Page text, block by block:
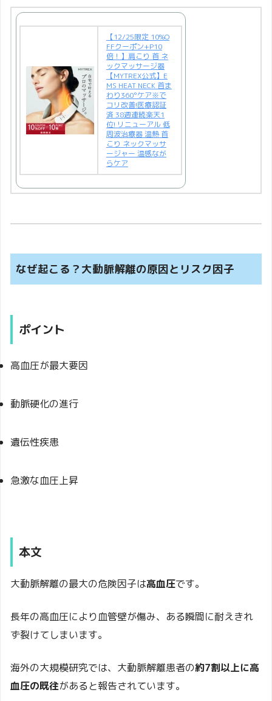
【12/25限定 10%O
FFクーポン+P10
倍！】肩こり 首 ネ
ックマッサージ器
【MYTREX公式】E
MS HEAT NECK 首ま
わり360°ケア※で
コリ改善!医療認証
済 38週連続楽天1
位! リニューアル 低
周波治療器 温熱 首
こり ネックマッサ
ージャー 温感なが
らケア
なぜ起こる？大動脈解離の原因とリスク因子
ポイント
高血圧が最大要因
動脈硬化の進行
遺伝性疾患
急激な血圧上昇
本文
大動脈解離の最大の危険因子は高血圧です。
長年の高血圧により血管壁が傷み、ある瞬間に耐えきれ
ず裂けてしまいます。
海外の大規模研究では、大動脈解離患者の約7割以上に高
血圧の既往があると報告されています。